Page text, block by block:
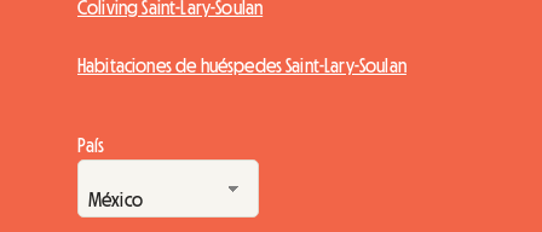
Coliving Saint-Lary-Soulan
Habitaciones de huéspedes Saint-Lary-Soulan
País